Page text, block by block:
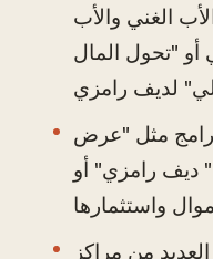
الغني والأب
أو "تحول المال
مثل "عرض
ديف رامزي" أو "ChooseFI" رؤى قيمة حول
من مراكز